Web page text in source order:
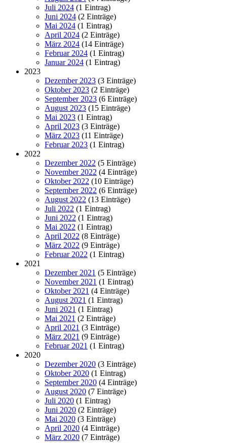
Juli 2024 (1 Eintrag)
Juni 2024 (2 Einträge)
Mai 2024 (1 Eintrag)
April 2024 (2 Einträge)
März 2024 (14 Einträge)
Februar 2024 (1 Eintrag)
Januar 2024 (1 Eintrag)
2023
Dezember 2023 (3 Einträge)
Oktober 2023 (2 Einträge)
September 2023 (6 Einträge)
August 2023 (15 Einträge)
Mai 2023 (1 Eintrag)
April 2023 (3 Einträge)
März 2023 (11 Einträge)
Februar 2023 (1 Eintrag)
2022
Dezember 2022 (5 Einträge)
November 2022 (4 Einträge)
Oktober 2022 (10 Einträge)
September 2022 (6 Einträge)
August 2022 (13 Einträge)
Juli 2022 (1 Eintrag)
Juni 2022 (1 Eintrag)
Mai 2022 (1 Eintrag)
April 2022 (8 Einträge)
März 2022 (9 Einträge)
Februar 2022 (1 Eintrag)
2021
Dezember 2021 (5 Einträge)
November 2021 (1 Eintrag)
Oktober 2021 (4 Einträge)
August 2021 (1 Eintrag)
Juni 2021 (1 Eintrag)
Mai 2021 (2 Einträge)
April 2021 (3 Einträge)
März 2021 (9 Einträge)
Februar 2021 (1 Eintrag)
2020
Dezember 2020 (3 Einträge)
Oktober 2020 (1 Eintrag)
September 2020 (4 Einträge)
August 2020 (7 Einträge)
Juli 2020 (1 Eintrag)
Juni 2020 (2 Einträge)
Mai 2020 (3 Einträge)
April 2020 (4 Einträge)
März 2020 (7 Einträge)